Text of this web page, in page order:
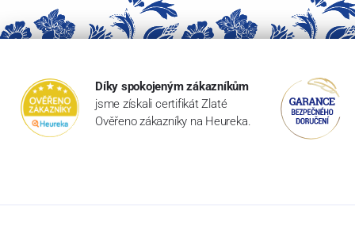
Díky spokojeným zákazníkům
jsme získali certifikát Zlaté
Ověřeno zákazníky na Heureka.